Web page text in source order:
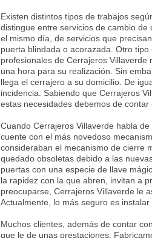
Existen distintos tipos de trabajos
distingue entre servicios de cambio
el mismo día, de servicios que
puerta blindada o acorazada. Otro
profesionales de Cerrajeros
una hora para su realización. Sin
llega el cerrajero a su domicilio. De
incidencia. Sabiendo que Cerrajeros
estas necesidades debemos de contar
Cuando Cerrajeros Villaverde habla
cuente con el más novedoso
consideraban el mecanismo de cierre
quedado obsoletas debido a las
puertas con una especie de llave
la rapidez con la que abren, invitan a
preocuparse, Cerrajeros Villaverde le
Actualmente, lo más seguro es
Muchos clientes, además de contar
que le de unas prestaciones.